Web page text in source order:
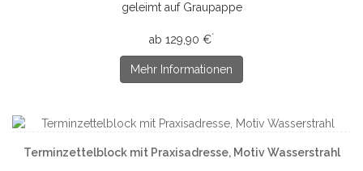
geleimt auf Graupappe
ab 129,90 €*
Mehr Informationen
Terminzettelblock mit Praxisadresse, Motiv Wasserstrahl